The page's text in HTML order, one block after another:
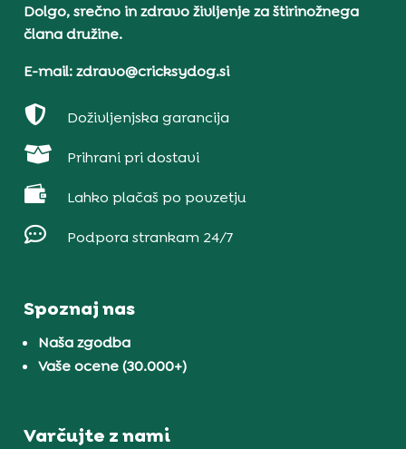
Dolgo, srečno in zdravo življenje za štirinožnega
člana družine.
E-mail: zdravo@cricksydog.si
 Doživljenjska garancija
 Prihrani pri dostavi
 Lahko plačaš po povzetju
 Podpora strankam 24/7
Spoznaj nas
Naša zgodba
Vaše ocene (30.000+)
Varčujte z nami